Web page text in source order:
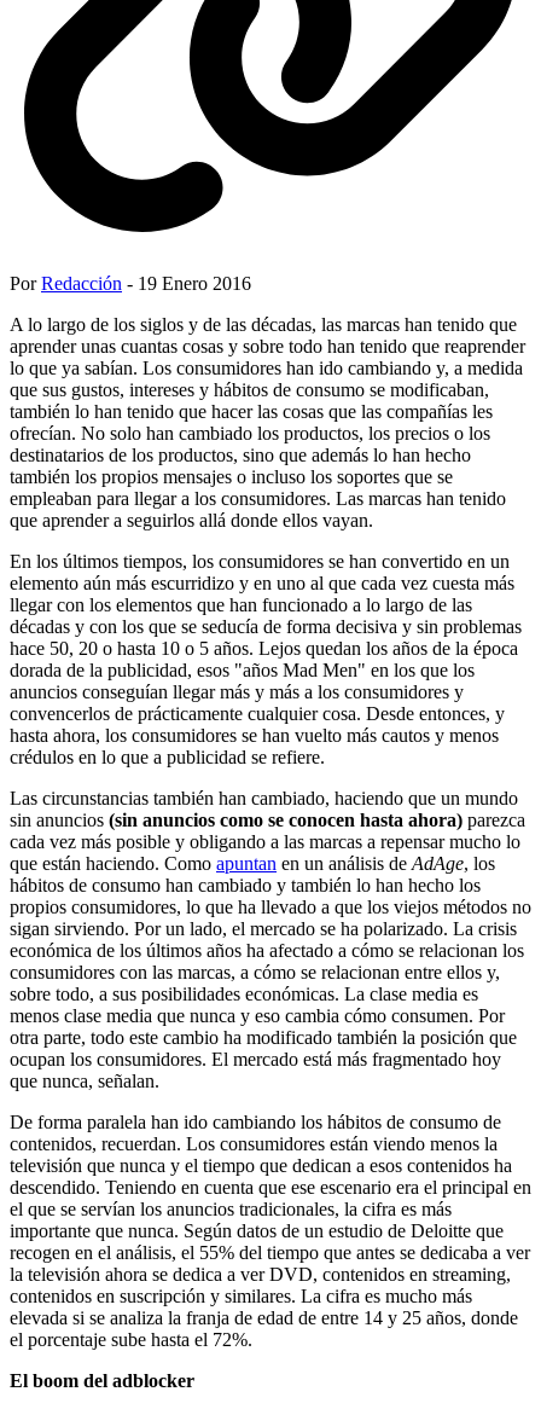
PorRedacción - 19 Enero 2016
A lo largo de los siglos y de las décadas, las marcas han tenido que
aprender unas cuantas cosas y sobre todo han tenido que reaprender
lo que ya sabían. Los consumidores han ido cambiando y, a medida
que sus gustos, intereses y hábitos de consumo se modificaban,
también lo han tenido que hacer las cosas que las compañías les
ofrecían. No solo han cambiado los productos, los precios o los
destinatarios de los productos, sino que además lo han hecho
también los propios mensajes o incluso los soportes que se
empleaban para llegar a los consumidores. Las marcas han tenido
que aprender a seguirlos allá donde ellos vayan.
En los últimos tiempos, los consumidores se han convertido en un
elemento aún más escurridizo y en uno al que cada vez cuesta más
llegar con los elementos que han funcionado a lo largo de las
décadas y con los que se seducía de forma decisiva y sin problemas
hace 50, 20 o hasta 10 o 5 años. Lejos quedan los años de la época
dorada de la publicidad, esos "años Mad Men" en los que los
anuncios conseguían llegar más y más a los consumidores y
convencerlos de prácticamente cualquier cosa. Desde entonces, y
hasta ahora, los consumidores se han vuelto más cautos y menos
crédulos en lo que a publicidad se refiere.
Las circunstancias también han cambiado, haciendo que un mundo
sin anuncios (sin anuncios como se conocen hasta ahora) parezca
cada vez más posible y obligando a las marcas a repensar mucho lo
que están haciendo. Como apuntan en un análisis de AdAge, los
hábitos de consumo han cambiado y también lo han hecho los
propios consumidores, lo que ha llevado a que los viejos métodos no
sigan sirviendo. Por un lado, el mercado se ha polarizado. La crisis
económica de los últimos años ha afectado a cómo se relacionan los
consumidores con las marcas, a cómo se relacionan entre ellos y,
sobre todo, a sus posibilidades económicas. La clase media es
menos clase media que nunca y eso cambia cómo consumen. Por
otra parte, todo este cambio ha modificado también la posición que
ocupan los consumidores. El mercado está más fragmentado hoy
que nunca, señalan.
De forma paralela han ido cambiando los hábitos de consumo de
contenidos, recuerdan. Los consumidores están viendo menos la
televisión que nunca y el tiempo que dedican a esos contenidos ha
descendido. Teniendo en cuenta que ese escenario era el principal en
el que se servían los anuncios tradicionales, la cifra es más
importante que nunca. Según datos de un estudio de Deloitte que
recogen en el análisis, el 55% del tiempo que antes se dedicaba a ver
la televisión ahora se dedica a ver DVD, contenidos en streaming,
contenidos en suscripción y similares. La cifra es mucho más
elevada si se analiza la franja de edad de entre 14 y 25 años, donde
el porcentaje sube hasta el 72%.
El boom del adblocker